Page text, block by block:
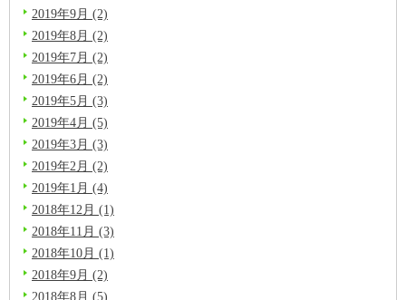
2019年9月 (2)
2019年8月 (2)
2019年7月 (2)
2019年6月 (2)
2019年5月 (3)
2019年4月 (5)
2019年3月 (3)
2019年2月 (2)
2019年1月 (4)
2018年12月 (1)
2018年11月 (3)
2018年10月 (1)
2018年9月 (2)
2018年8月 (5)